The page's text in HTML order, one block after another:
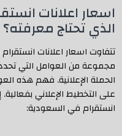
اسعار اعلانات
الذي تحتاج معرفته؟
تتفاوت اسعار اعلانات
مجموعة من العوامل التي
الحملة الإعلانية. فهم هذه
على التخطيط الإعلاني بفعالية.
انستقرام في السعودية: